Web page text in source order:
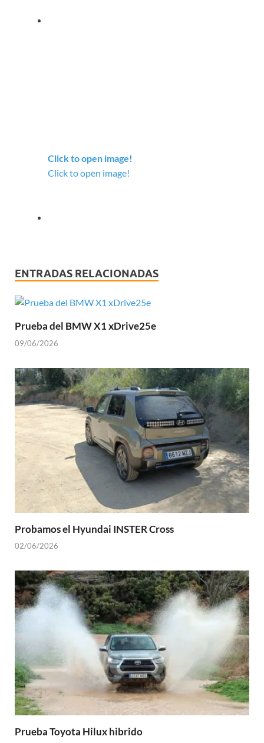
Click to open image!
Click to open image!
ENTRADAS RELACIONADAS
Prueba del BMW X1 xDrive25e
09/06/2026
Probamos el Hyundai INSTER Cross
02/06/2026
Prueba Toyota Hilux hibrido